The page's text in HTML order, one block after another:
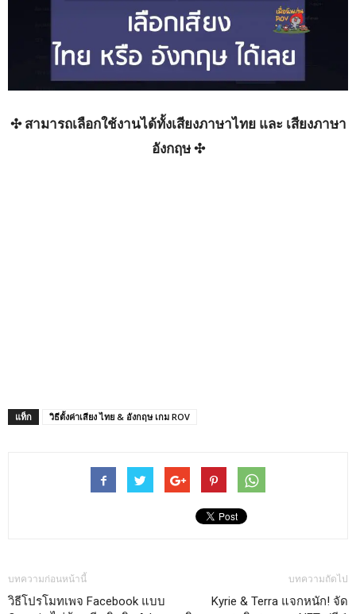
✣ สามารถเลือกใช้งานได้ทั้งเสียงภาษาไทย และ เสียงภาษา
อังกฤษ ✣
แท็ก วิธีตั้งค่าเสียง ไทย & อังกฤษ เกม ROV
บทความก่อนหน้านี้
วิธีโปรโมทเพจ Facebook แบบ
บทความถัดไป
Kyrie & Terra แจกหนัก! จัด